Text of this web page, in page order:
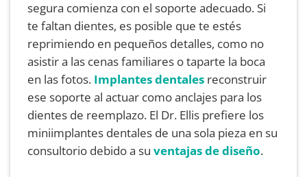
segura comienza con el soporte adecuado. Si
te faltan dientes, es posible que te estés
reprimiendo en pequeños detalles, como no
asistir a las cenas familiares o taparte la boca
en las fotos. Implantes dentales reconstruir
ese soporte al actuar como anclajes para los
dientes de reemplazo. El Dr. Ellis prefiere los
miniimplantes dentales de una sola pieza en su
consultorio debido a suventajas de diseño.